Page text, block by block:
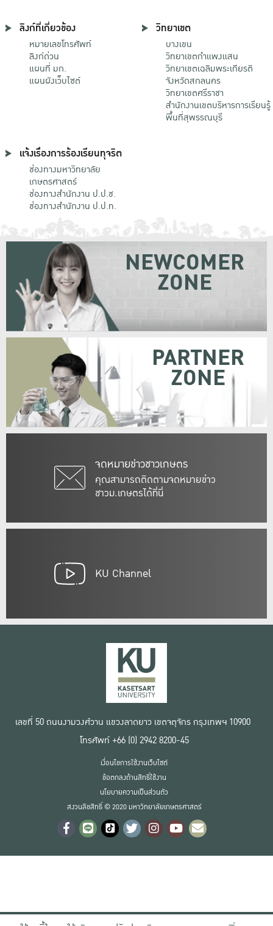
ลิงก์ที่เกี่ยวข้อง
หมายเลขโทรศัพท์
ลิงก์ด่วน
แผนที่ มก.
แผนผังเว็บไซต์
วิทยาเขต
บางเขน
วิทยาเขตกําแพงแสน
วิทยาเขตเฉลิมพระเกียรติ
จังหวัดสกลนคร
วิทยาเขตศรีราชา
สำนักงานเขตบริหารการเรียนรู้
พื้นที่สุพรรณบุรี
แจ้งเรื่องการร้องเรียนทุจริต
ช่องทางมหาวิทยาลัย
เกษตรศาสตร์
ช่องทางสำนักงาน ป.ป.ช.
ช่องทางสำนักงาน ป.ป.ท.
จดหมายข่าวชาวเกษตร
คุณสามารถติดตามจดหมายข่าว
ชาวม.เกษตรได้ที่นี่
NEWCOMER
ZONE
PARTNER
ZONE
KU Channel
เลขที่ 50 ถนนงามวงศ์วาน แขวงลาดยาว เขตจตุจักร กรุงเทพฯ 10900
โทรศัพท์ +66 (0) 2942 8200-45
สงวนลิขสิทธิ์ © 2020 มหาวิทยาลัยเกษตรศาสตร์
เงื่อนไขการใช้งานเว็บไซต์
ข้อตกลงด้านสิทธิ์ใช้งาน
นโยบายความเป็นส่วนตัว